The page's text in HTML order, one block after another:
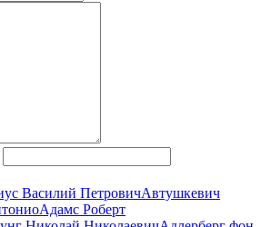
Василий ПетровичАвтушкевич
Адамс Роберт